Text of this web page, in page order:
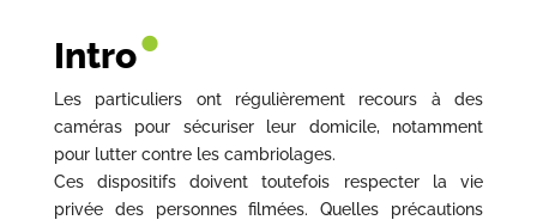
Intro•
Les particuliers ont régulièrement recours à des
caméras pour sécuriser leur domicile, notamment
pour lutter contre les cambriolages.
Ces dispositifs doivent toutefois respecter la vie
privée des personnes filmées. Quelles précautions